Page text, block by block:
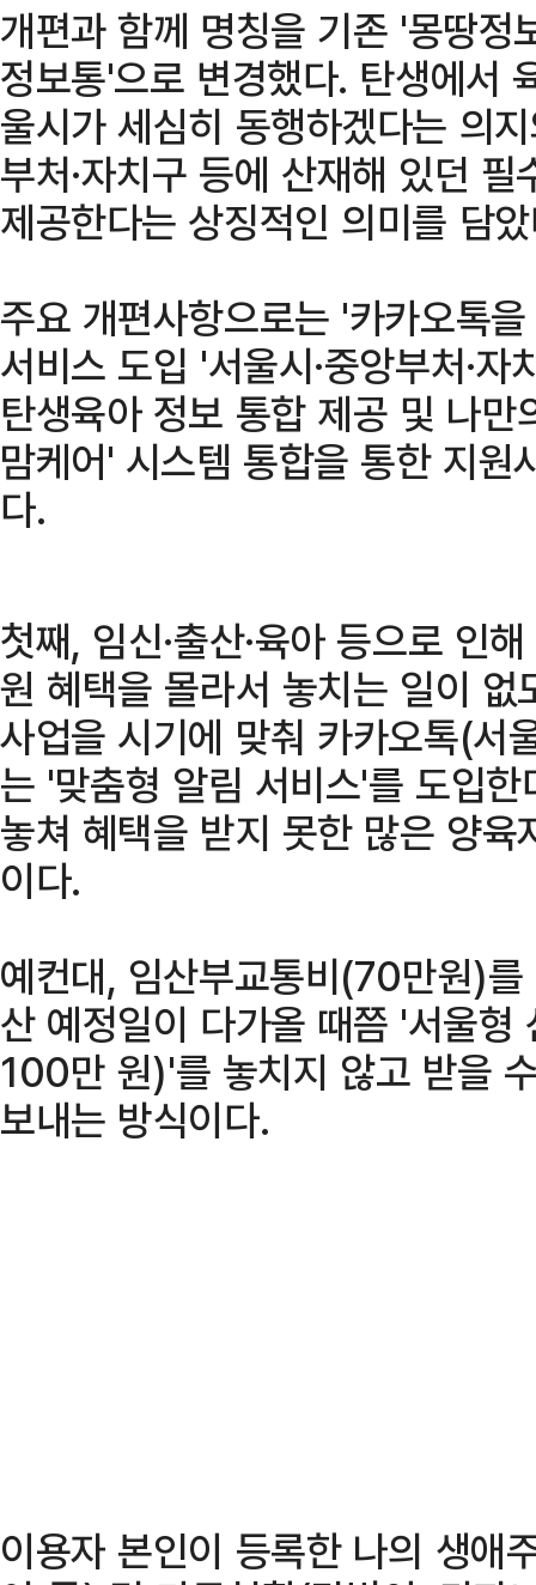
개편과 함께 명칭을 기존 '몽땅
정보통'으로 변경했다. 탄생에서
울시가 세심히 동행하겠다는 의
부처·자치구 등에 산재해 있던
제공한다는 상징적인 의미를 담
주요 개편사항으로는 '카카오톡
서비스 도입 '서울시·중앙부처·
탄생육아 정보 통합 제공 및 나
맘케어' 시스템 통합을 통한 지원
다.
첫째, 임신·출산·육아 등으로 인
원 혜택을 몰라서 놓치는 일이
사업을 시기에 맞춰 카카오톡(서
는 '맞춤형 알림 서비스'를 도입
놓쳐 혜택을 받지 못한 많은 양
이다.
예컨대, 임산부교통비(70만원)
산 예정일이 다가올 때쯤 '서울형
100만 원)'를 놓치지 않고 받을
보내는 방식이다.
이용자 본인이 등록한 나의 생애